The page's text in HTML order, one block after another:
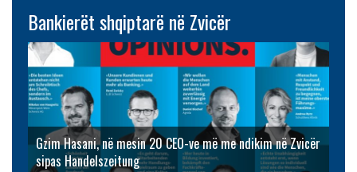
Bankierët shqiptarë në Zvicër
Gzim Hasani, në mesin 20 CEO-ve më me ndikim në Zvicër
sipas Handelszeitung